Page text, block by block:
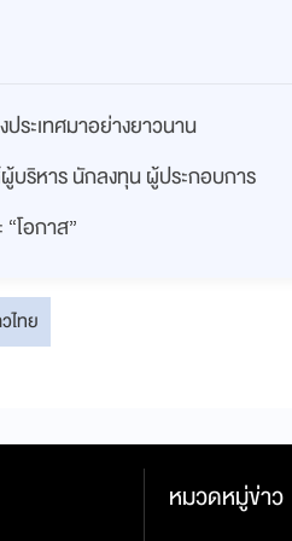
ระเทศมาอย่างยาวนาน
บริหาร นักลงทุน ผู้ประกอบการ
โอกาส”
ไทย
หมวดหมู่ข่าว